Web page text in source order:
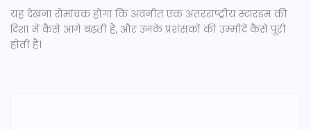
यह देखना रोमांचक होगा कि अवनीत एक अंतरराष्ट्रीय स्टारडम की
दिशा में कैसे आगे बढ़ती हैं, और उनके प्रशंसकों की उम्मीदें कैसे पूरी
होती हैं।